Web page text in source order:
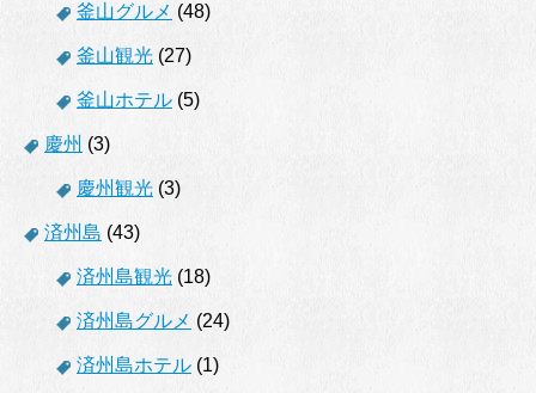
釜山グルメ (48)
釜山観光 (27)
釜山ホテル (5)
慶州 (3)
慶州観光 (3)
済州島 (43)
済州島観光 (18)
済州島グルメ (24)
済州島ホテル (1)